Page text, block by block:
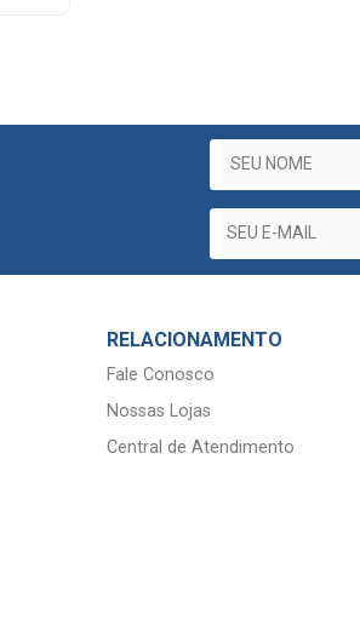
RELACIONAMENTO
Fale Conosco
Nossas Lojas
Central de Atendimento